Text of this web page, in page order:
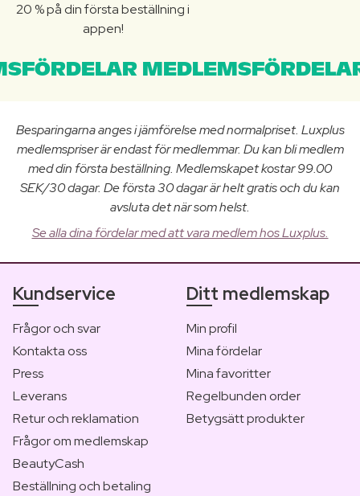
20 % på din första beställning i
appen!
Besparingarna anges i jämförelse med normalpriset. Luxplus
medlemspriser är endast för medlemmar. Du kan bli medlem
med din första beställning. Medlemskapet kostar 99.00
SEK/30 dagar. De första 30 dagar är helt gratis och du kan
avsluta det när som helst.
Se alla dina fördelar med att vara medlem hos Luxplus.
Kundservice
Frågor och svar
Kontakta oss
Press
Leverans
Retur och reklamation
Frågor om medlemskap
BeautyCash
Beställning och betaling
Ditt medlemskap
Min profil
Mina fördelar
Mina favoritter
Regelbunden order
Betygsätt produkter